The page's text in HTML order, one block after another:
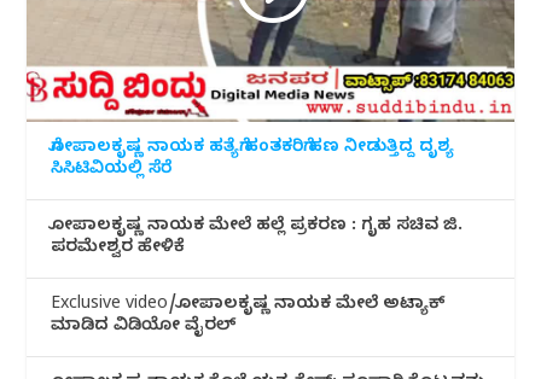
ಗೋಪಾಲಕೃಷ್ಣ ನಾಯಕ ಹತ್ಯೆಗೆ ಹಂತಕರಿಗೆ ಹಣ ನೀಡುತ್ತಿದ್ದ ದೃಶ್ಯ
ಸಿಸಿಟಿವಿಯಲ್ಲಿ ಸೆರೆ
ಗೋಪಾಲಕೃಷ್ಣ ನಾಯಕ ಮೇಲೆ ಹಲ್ಲೆ ಪ್ರಕರಣ : ಗೃಹ ಸಚಿವ ಜಿ.
ಪರಮೇಶ್ವರ ಹೇಳಿಕೆ
Exclusive video/ಗೋಪಾಲಕೃಷ್ಣ ನಾಯಕ ಮೇಲೆ ಅಟ್ಯಾಕ್
ಮಾಡಿದ ವಿಡಿಯೋ ವೈರಲ್